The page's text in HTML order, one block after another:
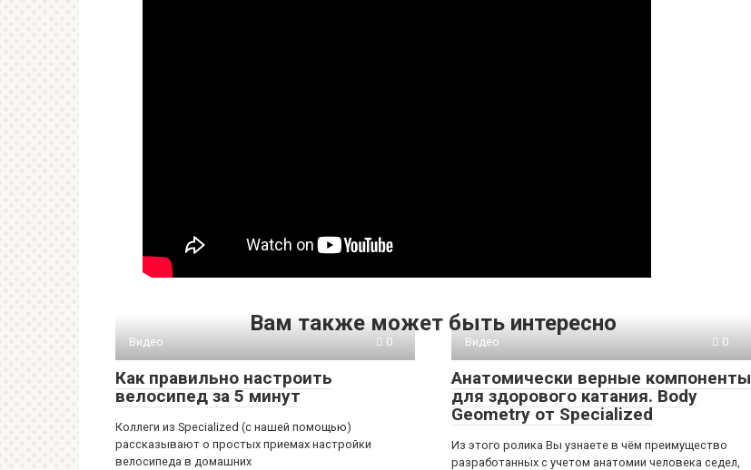
Вам также может быть интересно
Видео 0
Как правильно настроить
велосипед за 5 минут
Коллеги из Specialized (с нашей помощью)
рассказывают о простых приемах настройки
велосипеда в домашних
Видео 0
Анатомически верные компоненты
для здорового катания. Body
Geometry от Specialized
Из этого ролика Вы узнаете в чём преимущество
разработанных с учетом анатомии человека седел,